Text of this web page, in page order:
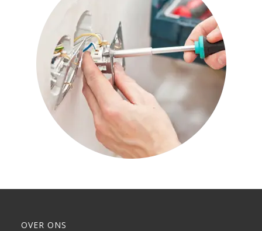
OVER ONS